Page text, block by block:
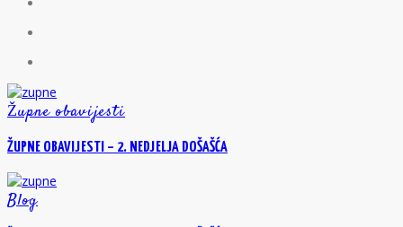
Župne obavijesti
ŽUPNE OBAVIJESTI – 2. NEDJELJA DOŠAŠĆA
Blog